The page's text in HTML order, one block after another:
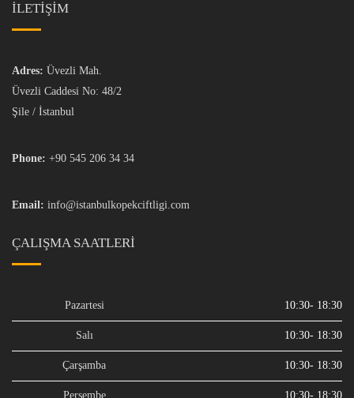
İLETİŞİM
Adres: Üvezli Mah.
Üvezli Caddesi No: 48/2
Şile / İstanbul
Phone: +90 545 206 34 34
Email: info@istanbulkopekciftligi.com
ÇALIŞMA SAATLERI
Pazartesi 10:30- 18:30
Salı 10:30- 18:30
Çarşamba 10:30- 18:30
Perşembe 10:30- 18:30